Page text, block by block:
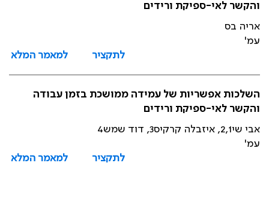
והקשר לאי-ספיקת ורידים
אריה בס
עמ'
לתקציר
למאמר המלא
השלכות אפשריות של עמידה ממושכת בזמן עבודה
והקשר לאי-ספיקת ורידים
אבי שי2,1, איזבלה קרקיס3, דוד שמש4
עמ'
לתקציר
למאמר המלא